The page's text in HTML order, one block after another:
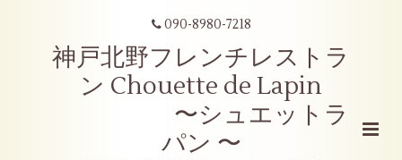
090-8980-7218
神戸北野フレンチレストラ
ン Chouette de Lapin
〜シュエットラ
パン 〜